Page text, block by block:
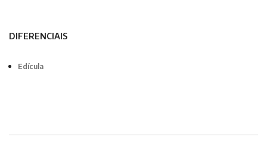
DIFERENCIAIS
Edícula